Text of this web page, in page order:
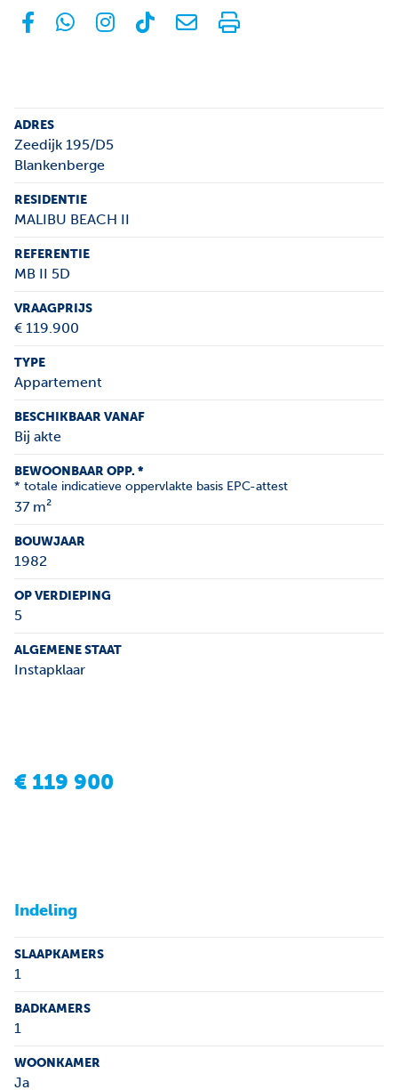
facebook
whatsapp
instagram
tiktok
E-mail
Print
ADRES
Zeedijk 195/D5
Blankenberge
RESIDENTIE
MALIBU BEACH II
REFERENTIE
MB II 5D
VRAAGPRIJS
€ 119.900
TYPE
Appartement
BESCHIKBAAR VANAF
Bij akte
BEWOONBAAR OPP. *
* totale indicatieve oppervlakte basis EPC-attest
37 m²
BOUWJAAR
1982
OP VERDIEPING
5
ALGEMENE STAAT
Instapklaar
€ 119 900
Indeling
SLAAPKAMERS
1
BADKAMERS
1
WOONKAMER
Ja